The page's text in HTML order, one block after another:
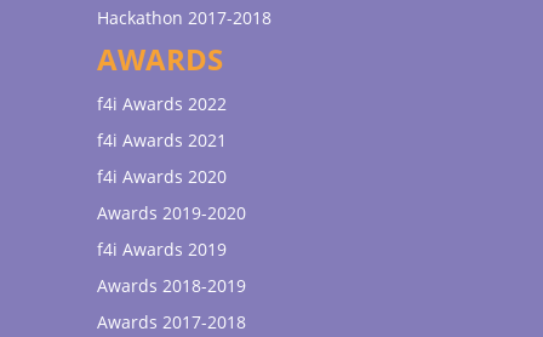
Hackathon 2017-2018
AWARDS
f4i Awards 2022
f4i Awards 2021
f4i Awards 2020
Awards 2019-2020
f4i Awards 2019
Awards 2018-2019
Awards 2017-2018